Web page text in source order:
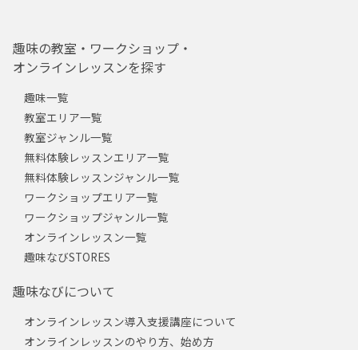
趣味の教室・ワークショップ・
オンラインレッスンを探す
趣味一覧
教室エリア一覧
教室ジャンル一覧
無料体験レッスンエリア一覧
無料体験レッスンジャンル一覧
ワークショップエリア一覧
ワークショップジャンル一覧
オンラインレッスン一覧
趣味なびSTORES
趣味なびについて
オンラインレッスン導入支援講座について
オンラインレッスンのやり方、始め方